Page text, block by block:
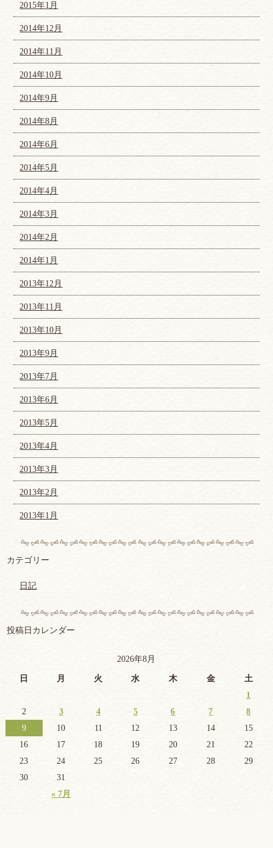
2015年1月
2014年12月
2014年11月
2014年10月
2014年9月
2014年8月
2014年6月
2014年5月
2014年4月
2014年3月
2014年2月
2014年1月
2013年12月
2013年11月
2013年10月
2013年9月
2013年7月
2013年6月
2013年5月
2013年4月
2013年3月
2013年2月
2013年1月
カテゴリー
日記
投稿日カレンダー
2026年8月
日 月 火 水 木 金 土
« 7月
1
2
3 4 5 6 7
8
9
10 11 12 13 14
15
16
17 18 19 20 21
22
23
24 25 26 27 28
29
30
31